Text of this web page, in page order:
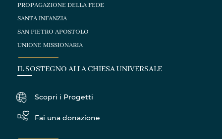
PROPAGAZIONE DELLA FEDE
SANTA INFANZIA
SAN PIETRO APOSTOLO
UNIONE MISSIONARIA
IL SOSTEGNO ALLA CHIESA UNIVERSALE
Scopri i Progetti
Fai una donazione